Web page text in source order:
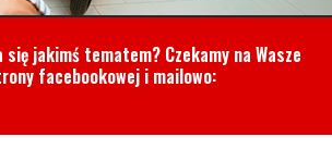
jakimś tematem? Czekamy na Wasze
facebookowej i mailowo: